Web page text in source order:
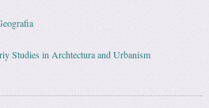
Studies in Archtectura and Urbanism